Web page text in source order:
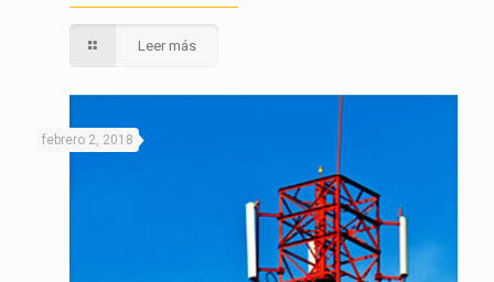
Leer más
febrero 2, 2018